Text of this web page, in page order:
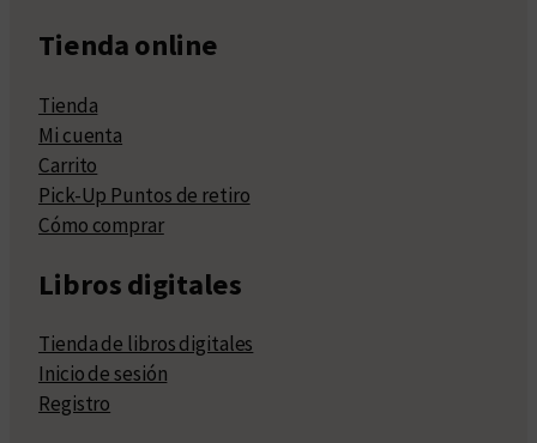
Tienda online
Tienda
Mi cuenta
Carrito
Pick-Up Puntos de retiro
Cómo comprar
Libros digitales
Tienda de libros digitales
Inicio de sesión
Registro